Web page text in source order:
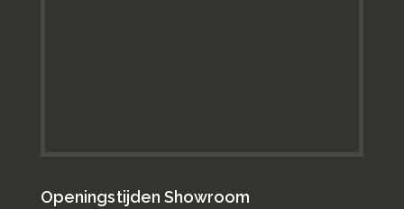
Openingstijden Showroom